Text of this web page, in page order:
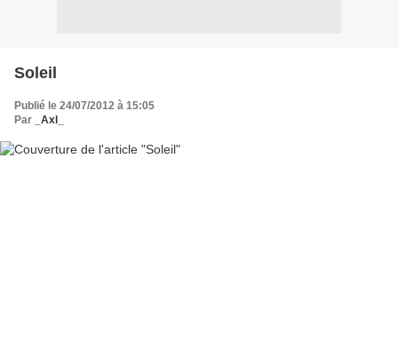
Soleil
Publié le 24/07/2012 à 15:05
Par
_Axl_